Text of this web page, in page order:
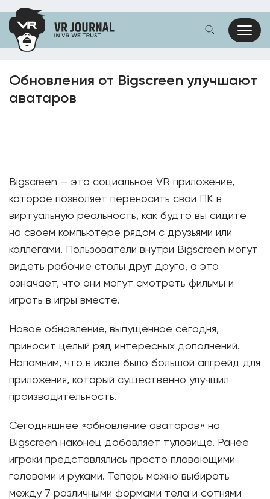
Обновления от Bigscreen улучшают
аватаров
Bigscreen — это социальное VR приложение,
которое позволяет переносить свои ПК в
виртуальную реальность, как будто вы сидите
на своем компьютере рядом с друзьями или
коллегами. Пользователи внутри Bigscreen могут
видеть рабочие столы друг друга, а это
означает, что они могут смотреть фильмы и
играть в игры вместе.
Новое обновление, выпущенное сегодня,
приносит целый ряд интересных дополнений.
Напомним, что в июле было большой апгрейд для
приложения, который существенно улучшил
производительность.
Сегодняшнее «обновление аватаров» на
Bigscreen наконец добавляет туловище. Ранее
игроки представлялись просто плавающими
головами и руками. Теперь можно выбирать
между 7 различными формами тела и сотнями